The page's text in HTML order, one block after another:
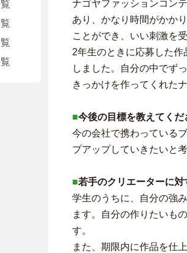
ナゴヤファッションコン
あり、かなり時間がかか
ことができ、いい刺激を
2年生のときに応募した
しました。自分の中でず
きっかけを作ってくれた
■今後の目標を教えてくだ
今の会社で携わっている
プアップしていきたいと
■若手のクリエーターに対
学生のうちに、自分の強
ます。自分の作りたいも
す。
また、期限内に作品を仕